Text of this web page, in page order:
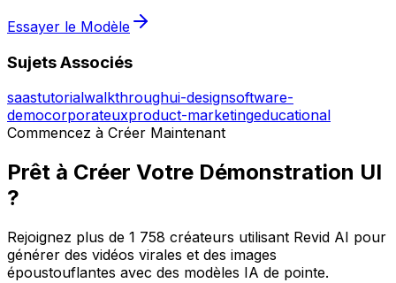
Essayer le Modèle
Sujets Associés
saastutorialwalkthroughui-designsoftware-
democorporateuxproduct-marketingeducational
Commencez à Créer Maintenant
Prêt à Créer Votre Démonstration UI
?
Rejoignez plus de 1 758 créateurs utilisant Revid AI pour
générer des vidéos virales et des images
époustouflantes avec des modèles IA de pointe.